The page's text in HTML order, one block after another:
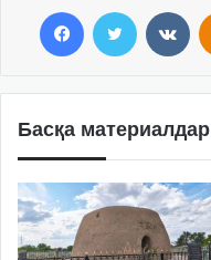
Басқа материалдар